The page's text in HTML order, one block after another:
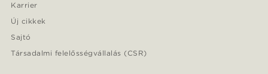
Karrier
Új cikkek
Sajtó
Társadalmi felelősségvállalás (CSR)